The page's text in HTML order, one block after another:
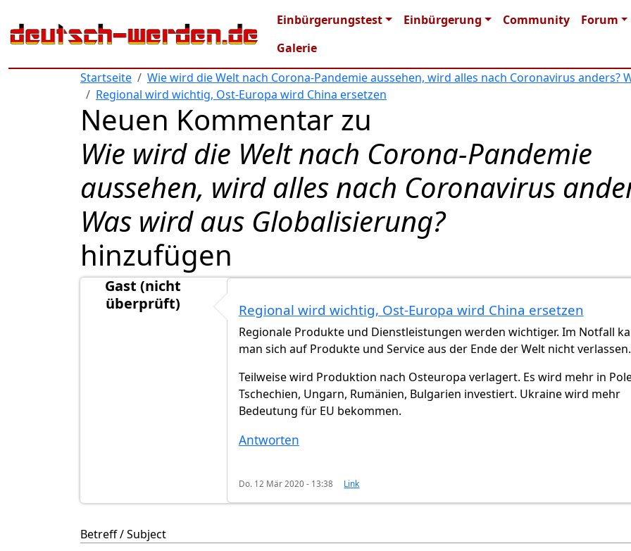
Main navigation
Einbürgerungstest Einbürgerung Community
Forum
Galerie
Startseite
Wie wird die Welt nach Corona-Pandemie aussehen, wird alles nach Coronavirus anders?
Regional wird wichtig, Ost-Europa wird China ersetzen
Neuen Kommentar zu
Wie wird die Welt nach Corona-Pandemie
aussehen, wird alles nach Coronavirus
Was wird aus Globalisierung?
hinzufügen
Gast (nicht
überprüft)
Regional wird wichtig, Ost-Europa wird China ersetzen
Regionale Produkte und Dienstleistungen werden wichtiger. Im Notfall
man sich auf Produkte und Service aus der Ende der Welt nicht
Teilweise wird Produktion nach Osteuropa verlagert. Es wird mehr in
Tschechien, Ungarn, Rumänien, Bulgarien investiert. Ukraine wird mehr
Bedeutung für EU bekommen.
Antworten
Do. 12 Mär 2020 - 13:38 Link
Betreff / Subject